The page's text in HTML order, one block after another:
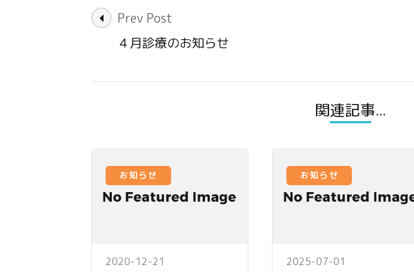
Post
Navigation
Prev Post
４月診療のお知らせ
関連記事...
お知らせ
2020-12-21
お知らせ
2025-07-01